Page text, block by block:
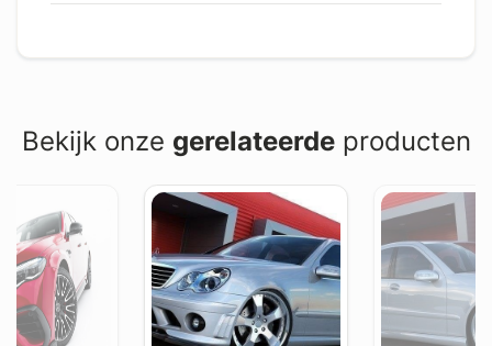
Bekijk onze gerelateerdeproducten